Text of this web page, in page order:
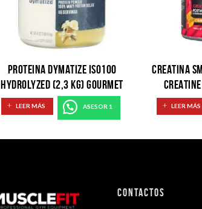
PROTEINA DYMATIZE ISO100
HYDROLYZED (2,3 KG) GOURMET
VANILLA
LEER MÁS ASESOR 1
CREATINA
LEER MÁS
Contactos